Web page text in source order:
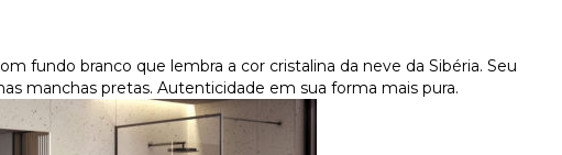
fundo branco que lembra a cor cristalina da neve da Sibéria. Seu
manchas pretas. Autenticidade em sua forma mais pura.